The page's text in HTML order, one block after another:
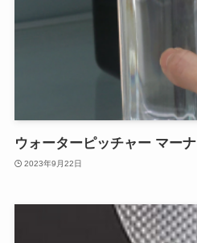
ウォーターピッチャー マーナ
2023年9月22日